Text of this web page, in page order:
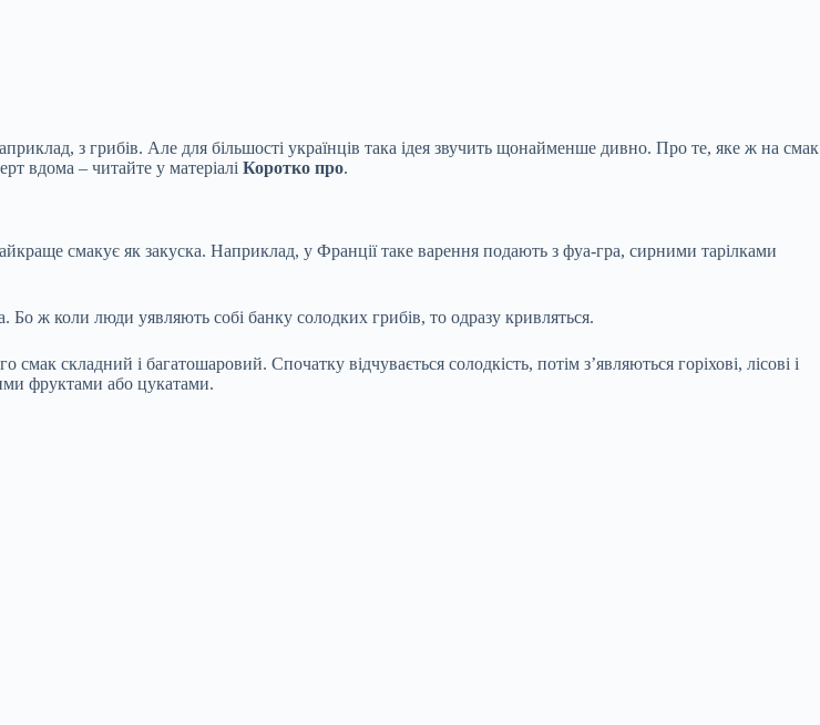
з грибів. Але для більшості українців така ідея звучить щонайменше дивно. Про те, яке ж на смак
вдома – читайте у матеріалі Коротко про.
смакує як закуска. Наприклад, у Франції таке варення подають з фуа-гра, сирними тарілками
ж коли люди уявляють собі банку солодких грибів, то одразу кривляться.
складний і багатошаровий. Спочатку відчувається солодкість, потім з’являються горіхові, лісові і
фруктами або цукатами.